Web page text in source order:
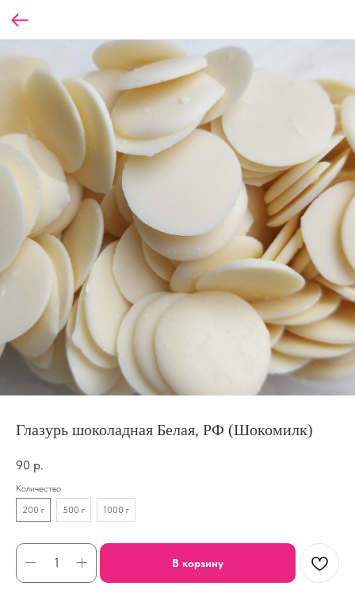
Глазурь шоколадная Белая, РФ (Шокомилк)
90 р.
Количество
200 г
500 г 1000 г
В корзину